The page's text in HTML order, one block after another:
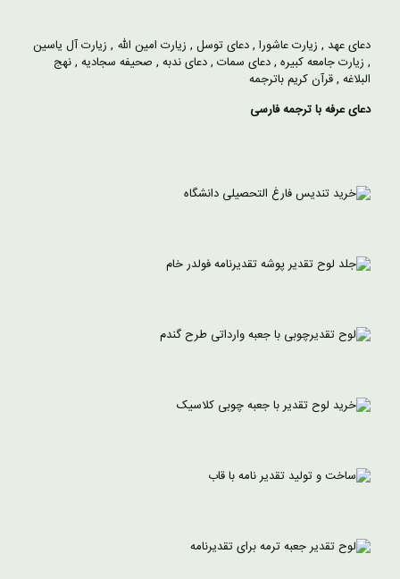
دعای عهد , زیارت عاشورا ,دعای توسل , زیارت امین الله , زیارت آل یاسین
, زیارت جامعه کبیره ,دعای سمات ,دعای ندبه , صحیفه سجادیه ,نهج
البلاغه ,قرآن کریم باترجمه
دعای عرفه با ترجمه فارسی